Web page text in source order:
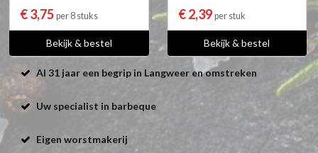
€ 3,75 per 8 stuks
Bekijk & bestel
€ 2,39 per stuk
Bekijk & bestel
Al 31 jaar een begrip in Langweer en omstreken
Uw specialist in barbeque
Eigen worstmakerij